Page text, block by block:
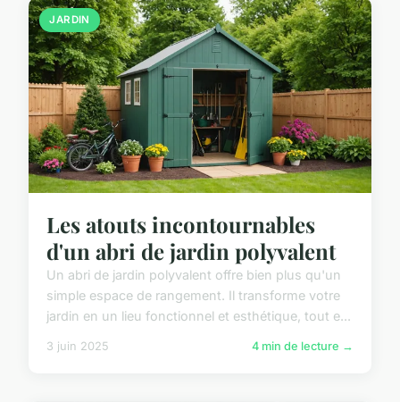
JARDIN
Les atouts incontournables
d'un abri de jardin polyvalent
Un abri de jardin polyvalent offre bien plus qu'un
simple espace de rangement. Il transforme votre
jardin en un lieu fonctionnel et esthétique, tout e...
3 juin 2025 4 min de lecture →